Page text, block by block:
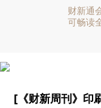
财新通
可畅读
[《财新周刊》印